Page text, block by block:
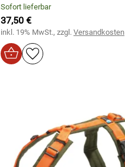
Sofort lieferbar
37,50 €
inkl. 19% MwSt., zzgl. Versandkosten